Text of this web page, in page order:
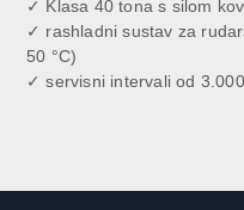
✓ Klasa 40 tona s silom
✓ rashladni sustav za
50 °C)
✓ servisni intervali od